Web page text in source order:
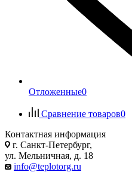
Отложенные0
Сравнение товаров0
Контактная информация
г. Санкт-Петербург,
ул. Мельничная, д. 18
info@teplotorg.ru